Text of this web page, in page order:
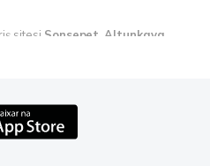
sitesi Sonsepet Altunkaya
Sonsepet, online alışveriş
alışveriş yaparken
kullanırsınız.